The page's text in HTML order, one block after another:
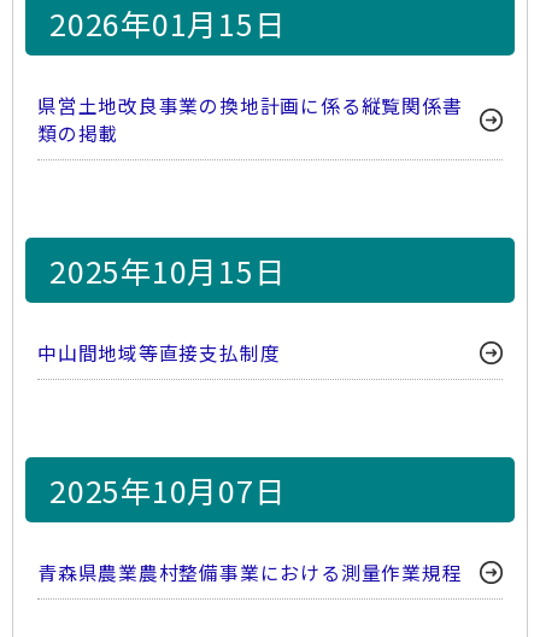
2026年01月15日
県営土地改良事業の換地計画に係る縦覧関係書
類の掲載
2025年10月15日
中山間地域等直接支払制度
2025年10月07日
青森県農業農村整備事業における測量作業規程